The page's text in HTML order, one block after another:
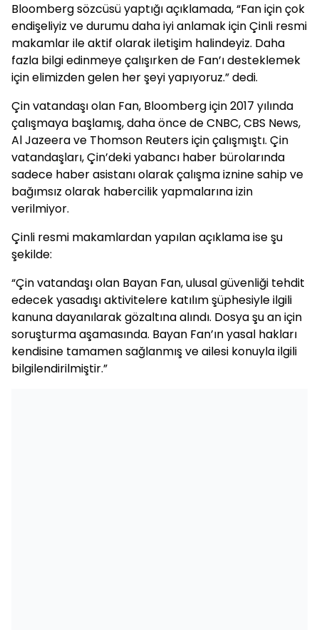
Bloomberg sözcüsü yaptığı açıklamada, “Fan için çok
endişeliyiz ve durumu daha iyi anlamak için Çinli resmi
makamlar ile aktif olarak iletişim halindeyiz. Daha
fazla bilgi edinmeye çalışırken de Fan’ı desteklemek
için elimizden gelen her şeyi yapıyoruz.” dedi.
Çin vatandaşı olan Fan, Bloomberg için 2017 yılında
çalışmaya başlamış, daha önce de CNBC, CBS News,
Al Jazeera ve Thomson Reuters için çalışmıştı. Çin
vatandaşları, Çin’deki yabancı haber bürolarında
sadece haber asistanı olarak çalışma iznine sahip ve
bağımsız olarak habercilik yapmalarına izin
verilmiyor.
Çinli resmi makamlardan yapılan açıklama ise şu
şekilde:
“Çin vatandaşı olan Bayan Fan, ulusal güvenliği tehdit
edecek yasadışı aktivitelere katılım şüphesiyle ilgili
kanuna dayanılarak gözaltına alındı. Dosya şu an için
soruşturma aşamasında. Bayan Fan’ın yasal hakları
kendisine tamamen sağlanmış ve ailesi konuyla ilgili
bilgilendirilmiştir.”